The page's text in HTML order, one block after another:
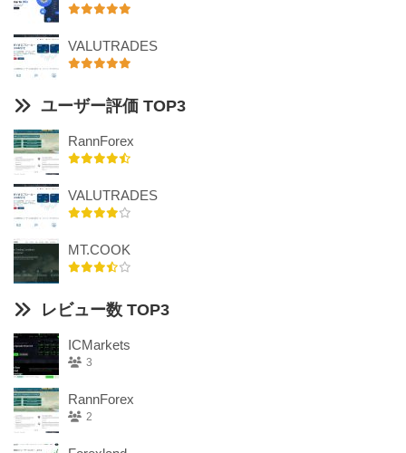
VALUTRADES
ユーザー評価 TOP3
RannForex
VALUTRADES
MT.COOK
レビュー数 TOP3
ICMarkets
3
RannForex
2